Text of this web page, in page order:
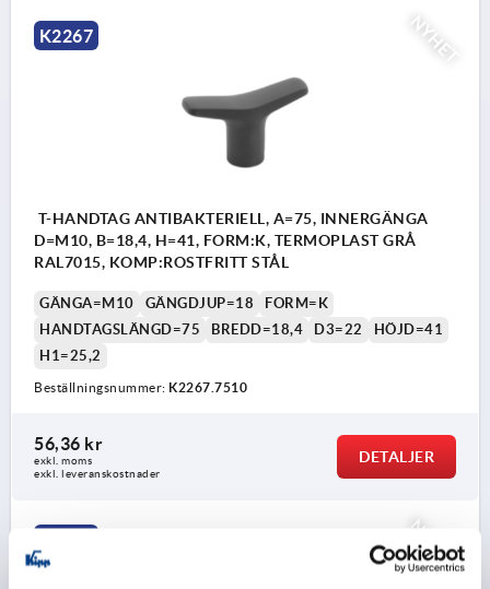
NYHET
K2267
T-HANDTAG ANTIBAKTERIELL, A=75, INNERGÄNGA
D=M10, B=18,4, H=41, FORM:K, TERMOPLAST GRÅ
RAL7015, KOMP:ROSTFRITT STÅL
GÄNGA=M10 GÄNGDJUP=18
FORM=K
HANDTAGSLÄNGD=75
BREDD=18,4 D3=22
HÖJD=41
H1=25,2
Beställningsnummer: K2267.7510
56,36 kr
exkl. moms
exkl. leveranskostnader
DETALJER
NYHET